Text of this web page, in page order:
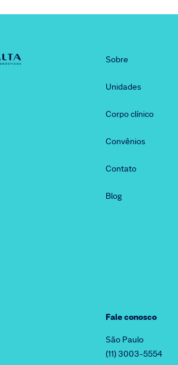
Sobre
Unidades
Corpo clínico
Convênios
Contato
Blog
Fale conosco
São Paulo
(11) 3003-5554